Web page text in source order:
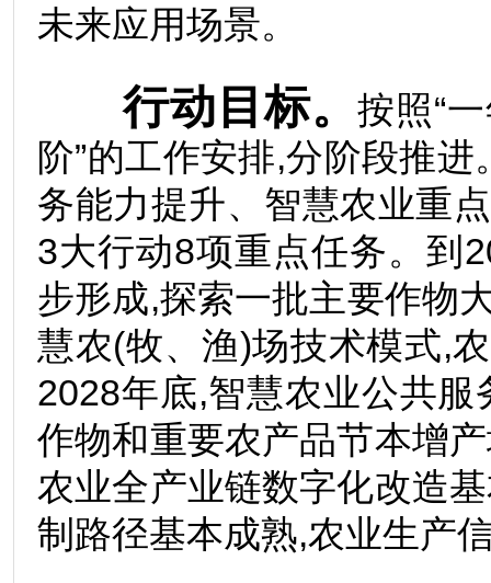
未来应用场景。
行动目标。按照“
阶”的工作安排,分阶段推
务能力提升、智慧农业重
3大行动8项重点任务。到
步形成,探索一批主要作物
慧农(牧、渔)场技术模式,
2028年底,智慧农业公共
作物和重要农产品节本增
农业全产业链数字化改造
制路径基本成熟,农业生产